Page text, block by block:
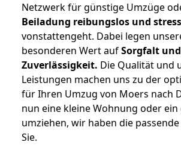
Netzwerk für günstige Umzüge
Beiladung reibungslos und
vonstattengeht. Dabei legen
besonderen Wert aufSorgfalt und
Zuverlässigkeit. Die Qualität und
Leistungen machen uns zu der
für Ihren Umzug von Moers nach
nun eine kleine Wohnung oder ein
umziehen, wir haben die
Sie.